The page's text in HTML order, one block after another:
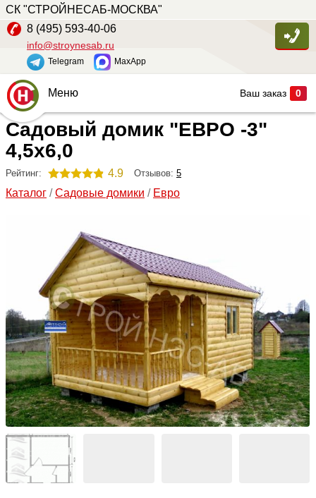
СК "СТРОЙНЕСАБ-МОСКВА"
8 (495) 593-40-06
info@stroynesab.ru
Telegram MaxApp
Ваш заказ 0
Главная
Каталог
Услуги
Наши работы
Сопутствующие товары
О компании
Контакты
Меню
Садовый домик "ЕВРО -3"
4,5х6,0
Рейтинг: 4.9 Отзывов: 5
Каталог /Садовые домики / Евро